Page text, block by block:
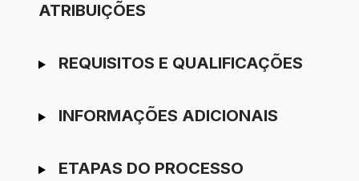
ATRIBUIÇÕES
REQUISITOS E QUALIFICAÇÕES
INFORMAÇÕES ADICIONAIS
ETAPAS DO PROCESSO